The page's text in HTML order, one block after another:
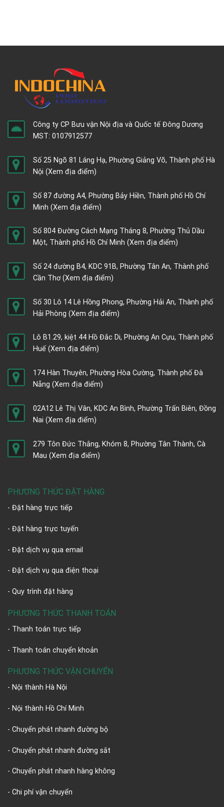
Công ty CP Bưu vận Nội địa và Quốc tế Đông Dương
MST: 0107912577
Số 25 Ngõ 81 Láng Hạ, Phường Giảng Võ, Thành phố Hà
Nội (Xem địa điểm)
Số 87 đường A4, Phường Bảy Hiền, Thành phố Hồ Chí
Minh (Xem địa điểm)
Số 804 Đường Cách Mạng Tháng 8, Phường Thủ Dầu
Một, Thành phố Hồ Chí Minh (Xem địa điểm)
Số 24 đường B4, KDC 91B, Phường Tân An, Thành phố
Cần Thơ(Xem địa điểm)
Số 30 Lô 14 Lê Hồng Phong, Phường Hải An, Thành phố
Hải Phòng (Xem địa điểm)
Lô B1.29, kiệt 44 Hồ Đắc Di, Phường An Cựu, Thành phố
Huế (Xem địa điểm)
174 Hàn Thuyên, Phường Hòa Cường, Thành phố Đà
Nẵng (Xem địa điểm)
02A12 Lê Thị Vân, KDC An Bình, Phường Trấn Biên, Đồng
Nai (Xem địa điểm)
279 Tôn Đức Thắng, Khóm 8, Phường Tân Thành, Cà
Mau (Xem địa điểm)
PHƯƠNG THỨC ĐẶT HÀNG
- Đặt hàng trực tiếp
- Đặt hàng trực tuyến
- Đặt dịch vụ qua email
- Đặt dịch vụ qua điện thoại
- Quy trình đặt hàng
PHƯƠNG THỨC THANH TOÁN
- Thanh toán trực tiếp
- Thanh toán chuyển khoản
PHƯƠNG THỨC VẬN CHUYỂN
- Nội thành Hà Nội
- Nội thành Hồ Chí Minh
- Chuyển phát nhanh đường bộ
- Chuyển phát nhanh đường sắt
- Chuyển phát nhanh hàng không
- Chi phí vận chuyển